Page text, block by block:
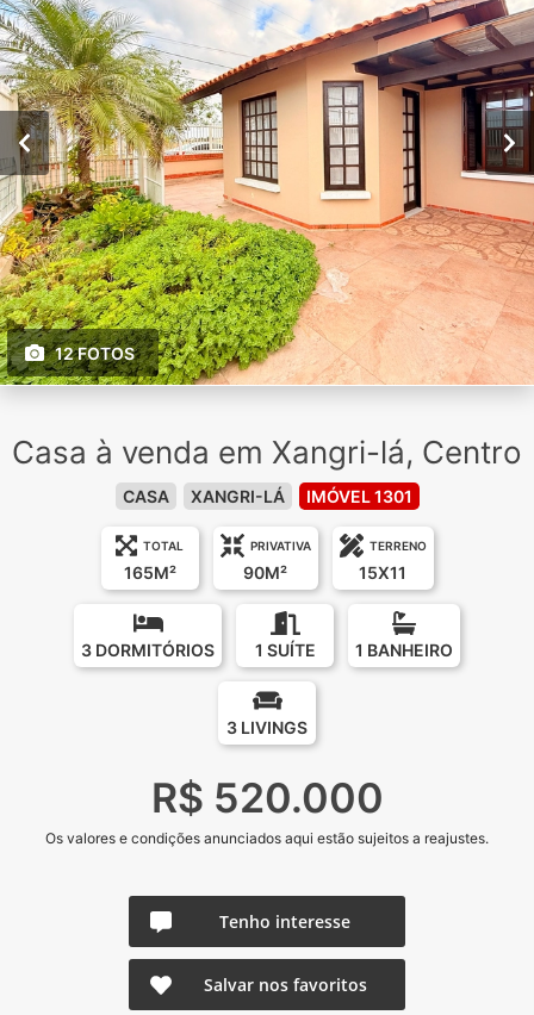
12 FOTOS
Casa à venda em Xangri-lá, Centro
CASA XANGRI-LÁ IMÓVEL 1301
TOTAL
165M²
PRIVATIVA
90M²
TERRENO
15X11
3 DORMITÓRIOS 1 SUÍTE 1 BANHEIRO
3 LIVINGS
R$ 520.000
Os valores e condições anunciados aqui estão sujeitos a reajustes.
Tenho interesse
Salvar nos favoritos